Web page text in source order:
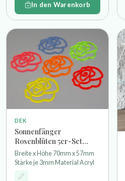
In den Warenkorb
DEK
Sonnenfänger
Rosenblüten 5er-Set
Acryl für innen und außen
Breite x Höhe 70mm x 57mm
Stärke je 3mm Material Acryl